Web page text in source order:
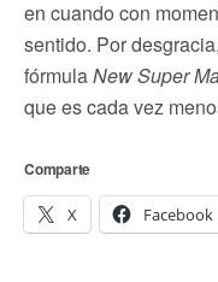
en cuando con
sentido. Por
fórmulaNew Super
que es cada vez
Comparte
X Facebook